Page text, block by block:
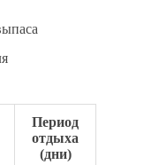
Период
отдыха
(дни)